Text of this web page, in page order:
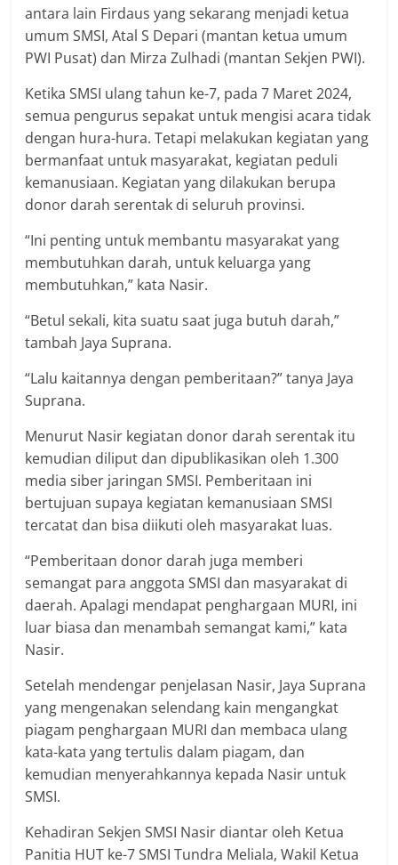
antara lain Firdaus yang sekarang menjadi ketua
umum SMSI, Atal S Depari (mantan ketua umum
PWI Pusat) dan Mirza Zulhadi (mantan Sekjen PWI).
Ketika SMSI ulang tahun ke-7, pada 7 Maret 2024,
semua pengurus sepakat untuk mengisi acara tidak
dengan hura-hura. Tetapi melakukan kegiatan yang
bermanfaat untuk masyarakat, kegiatan peduli
kemanusiaan. Kegiatan yang dilakukan berupa
donor darah serentak di seluruh provinsi.
“Ini penting untuk membantu masyarakat yang
membutuhkan darah, untuk keluarga yang
membutuhkan,” kata Nasir.
“Betul sekali, kita suatu saat juga butuh darah,”
tambah Jaya Suprana.
“Lalu kaitannya dengan pemberitaan?” tanya Jaya
Suprana.
Menurut Nasir kegiatan donor darah serentak itu
kemudian diliput dan dipublikasikan oleh 1.300
media siber jaringan SMSI. Pemberitaan ini
bertujuan supaya kegiatan kemanusiaan SMSI
tercatat dan bisa diikuti oleh masyarakat luas.
“Pemberitaan donor darah juga memberi
semangat para anggota SMSI dan masyarakat di
daerah. Apalagi mendapat penghargaan MURI, ini
luar biasa dan menambah semangat kami,” kata
Nasir.
Setelah mendengar penjelasan Nasir, Jaya Suprana
yang mengenakan selendang kain mengangkat
piagam penghargaan MURI dan membaca ulang
kata-kata yang tertulis dalam piagam, dan
kemudian menyerahkannya kepada Nasir untuk
SMSI.
Kehadiran Sekjen SMSI Nasir diantar oleh Ketua
Panitia HUT ke-7 SMSI Tundra Meliala, Wakil Ketua